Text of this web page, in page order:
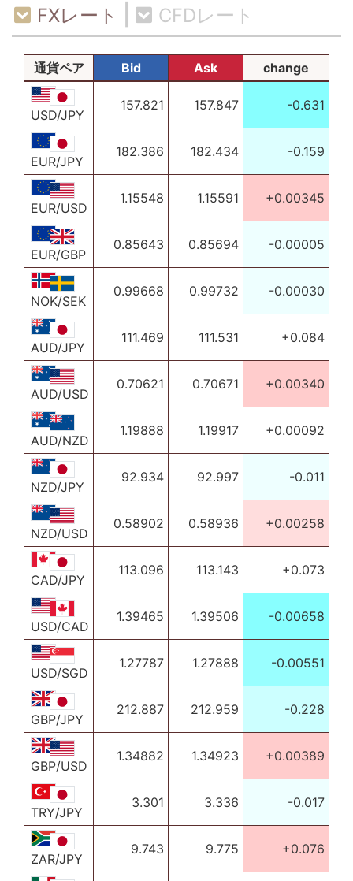
FXレート CFDレート
通貨ペア Bid Ask change
USD/JPY
157.821 157.847 -0.631
EUR/JPY
182.386 182.434 -0.159
EUR/USD
1.15548 1.15591 +0.00345
EUR/GBP
0.85643 0.85694 -0.00005
NOK/SEK
0.99668 0.99732 -0.00030
AUD/JPY
111.469 111.531 +0.084
AUD/USD
0.70621 0.70671 +0.00340
AUD/NZD
1.19888 1.19917 +0.00092
NZD/JPY
92.934 92.997 -0.011
NZD/USD
0.58902 0.58936 +0.00258
CAD/JPY
113.096 113.143 +0.073
USD/CAD
1.39465 1.39506 -0.00658
USD/SGD
1.27787 1.27888 -0.00551
GBP/JPY
212.887 212.959 -0.228
GBP/USD
1.34882 1.34923 +0.00389
TRY/JPY
3.301 3.336 -0.017
ZAR/JPY
9.743 9.775 +0.076